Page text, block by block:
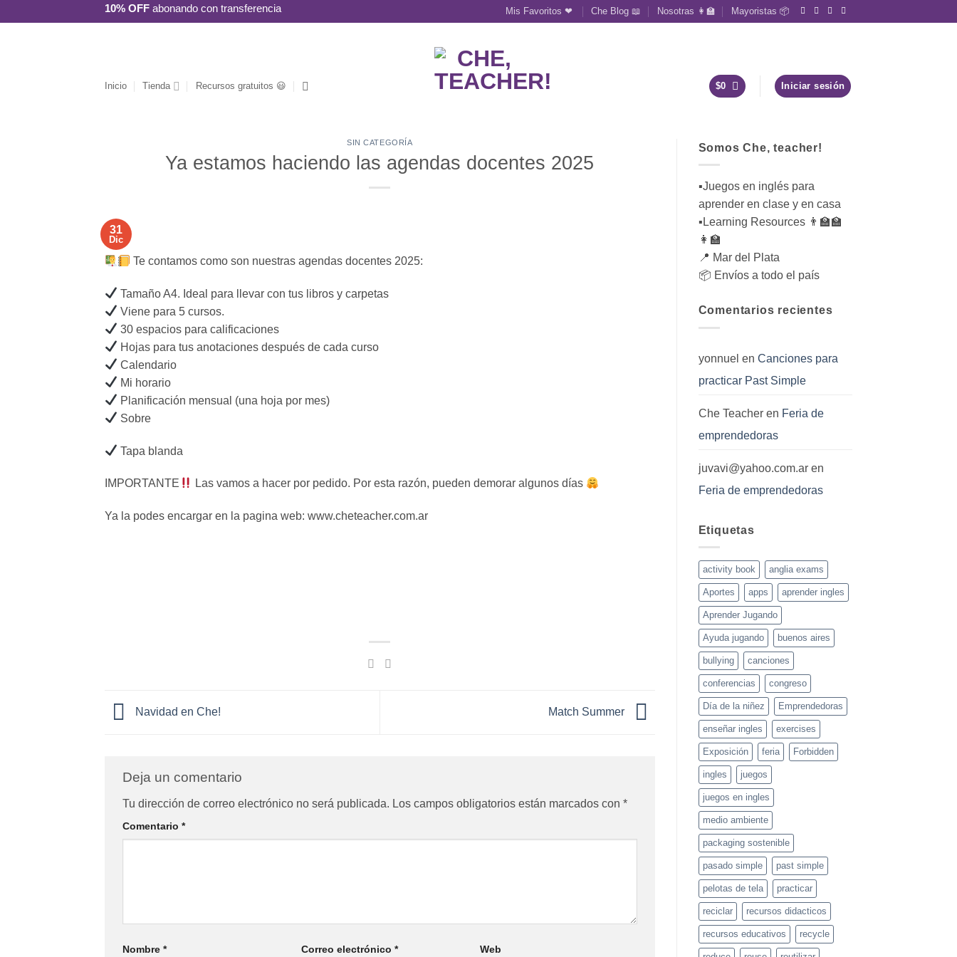
al
10% OFF abonando con transferencia Mis Favoritos ❤ Che Blog 📖 Nosotras 👩‍🏫 Mayoristas 📦
Inicio Tienda Recursos gratuitos 😃 $0 Iniciar sesión
SIN CATEGORÍA
Ya estamos haciendo las agendas docentes 2025
31
Dic
Te contamos como son nuestras agendas docentes 2025:
Tamaño A4. Ideal para llevar con tus libros y carpetas
Viene para 5 cursos.
30 espacios para calificaciones
Hojas para tus anotaciones después de cada curso
Calendario
Mi horario
Planificación mensual (una hoja por mes)
Sobre
Tapa blanda
IMPORTANTE Las vamos a hacer por pedido. Por esta razón, pueden demorar algunos días
Ya la podes encargar en la pagina web: www.cheteacher.com.ar
Navidad en Che! Match Summer
Deja un comentario
Tu dirección de correo electrónico no será publicada. Los campos obligatorios están marcados con *
Comentario *
Nombre * Correo electrónico * Web
Somos Che, teacher!
▪︎Juegos en inglés para
aprender en clase y en casa
▪︎Learning Resources 👨‍🏫🏫
👩‍🏫
📍 Mar del Plata
📦 Envíos a todo el país
Comentarios recientes
yonnuel en Canciones para
practicar Past Simple
Che Teacheren Feria de
emprendedoras
juvavi@yahoo.com.aren
Feria de emprendedoras
Etiquetas
activity book anglia exams
Aportes apps aprender ingles
Aprender Jugando
Ayuda jugando buenos aires
bullying canciones
conferencias congreso
Día de la niñez Emprendedoras
enseñar ingles exercises
Exposición feria Forbidden
ingles juegos
juegos en ingles
medio ambiente
packaging sostenible
pasado simple past simple
pelotas de tela practicar
reciclar recursos didacticos
recursos educativos recycle